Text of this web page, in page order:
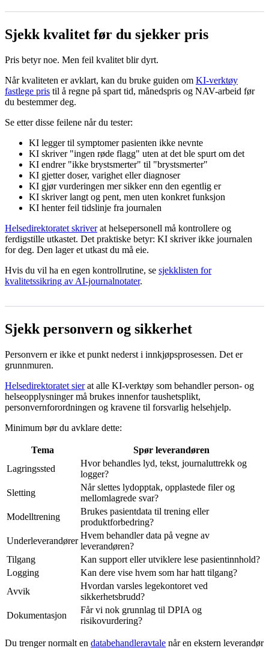
Sjekk kvalitet før du sjekker pris
Pris betyr noe. Men feil kvalitet blir dyrt.
Når kvaliteten er avklart, kan du bruke guiden om KI-verktøy
fastlege pris til å regne på spart tid, månedspris og NAV-arbeid før
du bestemmer deg.
Se etter disse feilene når du tester:
KI legger til symptomer pasienten ikke nevnte
KI skriver "ingen røde flagg" uten at det ble spurt om det
KI endrer "ikke brystsmerter" til "brystsmerter"
KI gjetter doser, varighet eller diagnoser
KI gjør vurderingen mer sikker enn den egentlig er
KI skriver langt og pent, men uten konkret funksjon
KI henter feil tidslinje fra journalen
Helsedirektoratet skriverat helsepersonell må kontrollere og
ferdigstille utkastet. Det praktiske betyr: KI skriver ikke journalen
for deg. Den lager et utkast du må eie.
Hvis du vil ha en egen kontrollrutine, se sjekklisten for
kvalitetssikring av AI-journalnotater.
Sjekk personvern og sikkerhet
Personvern er ikke et punkt nederst i innkjøpsprosessen. Det er
grunnmuren.
Helsedirektoratet sierat alle KI-verktøy som behandler person- og
helseopplysninger må brukes innenfor taushetsplikt,
personvernforordningen og kravene til forsvarlig helsehjelp.
Minimum bør du avklare dette:
Tema
Spør leverandøren
Lagringssted
Hvor behandles lyd, tekst, journaluttrekk og
logger?
Sletting
Når slettes lydopptak, opplastede filer og
mellomlagrede svar?
Modelltrening
Brukes pasientdata til trening eller
produktforbedring?
Underleverandører
Hvem behandler data på vegne av
leverandøren?
Tilgang
Kan support eller utviklere lese pasientinnhold?
Logging
Kan dere vise hvem som har hatt tilgang?
Avvik
Hvordan varsles legekontoret ved
sikkerhetsbrudd?
Dokumentasjon
Får vi nok grunnlag til DPIA og
risikovurdering?
Du trenger normalt en databehandleravtale når en ekstern leverandør